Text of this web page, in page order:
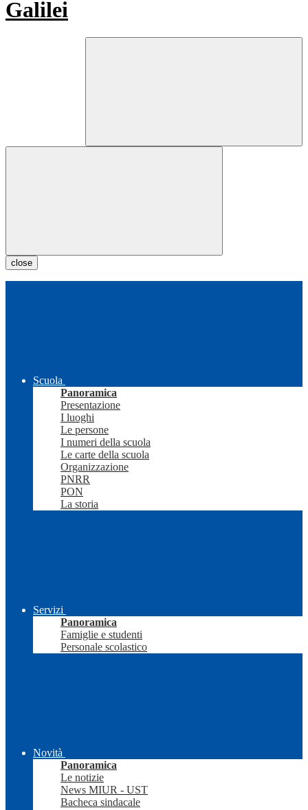
close
Scuola
Panoramica
Presentazione
I luoghi
Le persone
I numeri della scuola
Le carte della scuola
Organizzazione
PNRR
PON
La storia
Servizi
Panoramica
Famiglie e studenti
Personale scolastico
Novità
Panoramica
Le notizie
News MIUR - UST
Bacheca sindacale